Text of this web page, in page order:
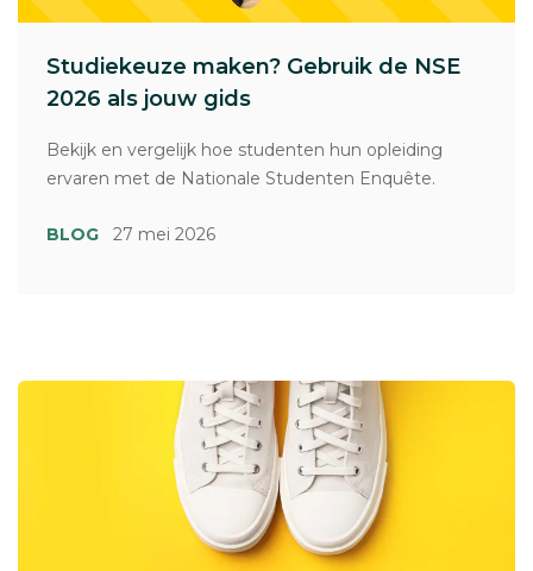
Studiekeuze maken? Gebruik de NSE
2026 als jouw gids
Bekijk en vergelijk hoe studenten hun opleiding
ervaren met de Nationale Studenten Enquête.
BLOG 27 mei 2026